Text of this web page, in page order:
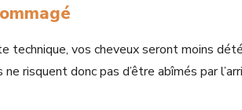
vos cheveux seront moins
risquent donc pas d’être abîmés par